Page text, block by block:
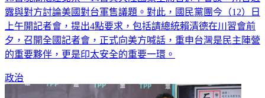
露與對方討論美國對台軍售議題。對此，國民黨團今（12）日
上午開記者會，提出4點要求，包括請總統賴清德在川習會前
夕，召開全國記者會，正式向美方喊話，重申台灣是民主陣營
的重要夥伴，更是印太安全的重要一環。
政治